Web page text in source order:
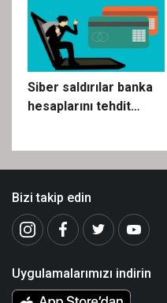
Siber saldırılar banka
hesaplarını tehdit
Bizi takip edin
Uygulamalarımızı indirin